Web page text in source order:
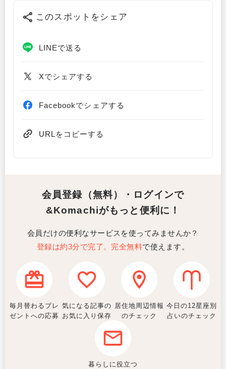
このスポットをシェア
LINEで送る
Xでシェアする
Facebookでシェアする
URLをコピーする
会員登録（無料）・ログインで
&Komachiがもっと便利に！
会員だけの便利なサービスを使ってみませんか？
登録は約3分で完了。完全無料で使えます。
毎月替わるプレ
ゼントへの応募
気になる記事の
お気に入り保存
居住地周辺情報
のチェック
今日の12星座別
占いのチェック
暮らしに役立つ